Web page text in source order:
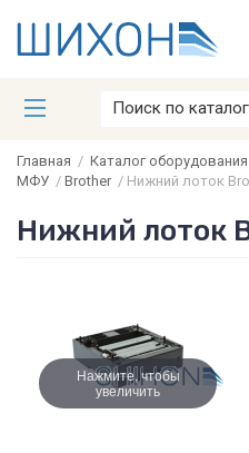
Главная / Каталог оборудования
МФУ / Brother/ Нижний лоток
Нижний лоток
Нажмите, чтобы
увеличить